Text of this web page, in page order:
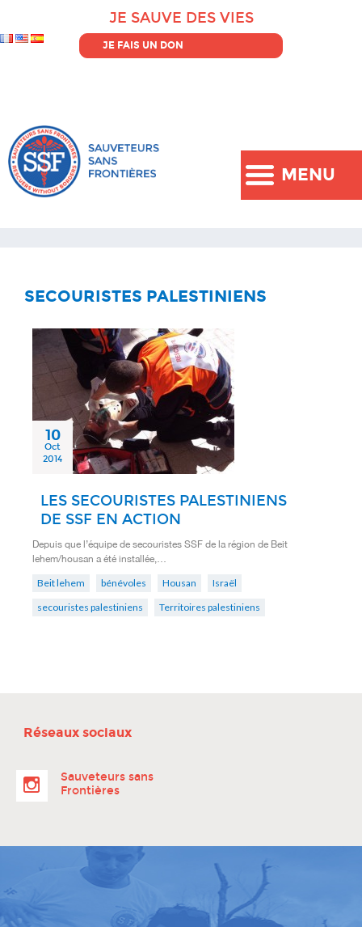
MENU
JE SAUVE DES VIES
JE FAIS UN DON
SECOURISTES PALESTINIENS
10
Oct
2014
LES SECOURISTES PALESTINIENS
DE SSF EN ACTION
Depuis que l’équipe de secouristes SSF de la région de Beit
lehem/housan a été installée,…
Beit lehem bénévoles Housan
Israël
secouristes palestiniens
Territoires palestiniens
Réseaux sociaux
Sauveteurs sans
Frontières